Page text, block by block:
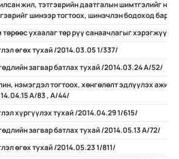
жил, тэтгэврийн даатгалын шимтгэлийг
шинээр тогтоох, шинэчлэн бодоход
төрөөс ухаалаг төр рүү санаачлагыг
өгөх тухай /2014.03.05 1/337/
загвар батлах тухай /2014.03.24 А/52/
нэмэгдэл тогтоох, хөнгөлөлт эдлүүлэх
А/83 , А/44/
хүргүүлэх тухай /2014.04.29 1/615/
загвар батлах тухай /2014.05.13 А/72/
өгөх тухай /2014.05.23 1/811/